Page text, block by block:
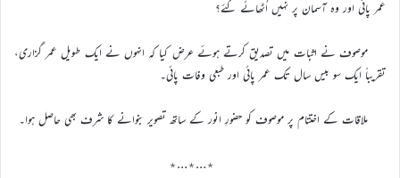
عمر پائی اور وہ آسمان پر نہیں اُٹھائے گئے؟
موصوف نے اثبات میں تصدیق کرتے ہوئے عرض کیا کہ انہوں نے ایک طویل عمر گزاری،
تقریباً ایک سو بیس سال تک عمر پائی اور طبعی وفات پائی۔
ملاقات کے اختتام پر موصوف کو حضورِ انور کے ساتھ تصویر بنوانے کا شرف بھی حاصل ہوا۔
٭…٭…٭